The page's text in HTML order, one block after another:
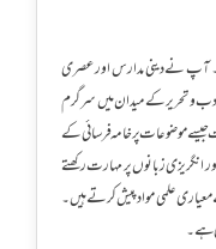
آپ نے دینی مدارس اور عصری
و تحریر کے میدان میں سرگرم
موضوعات پر خامہ فرسائی کے
انگریزی زبانوں پر مہارت رکھتے
علمی مواد پیش کرتے ہیں۔
ہے۔